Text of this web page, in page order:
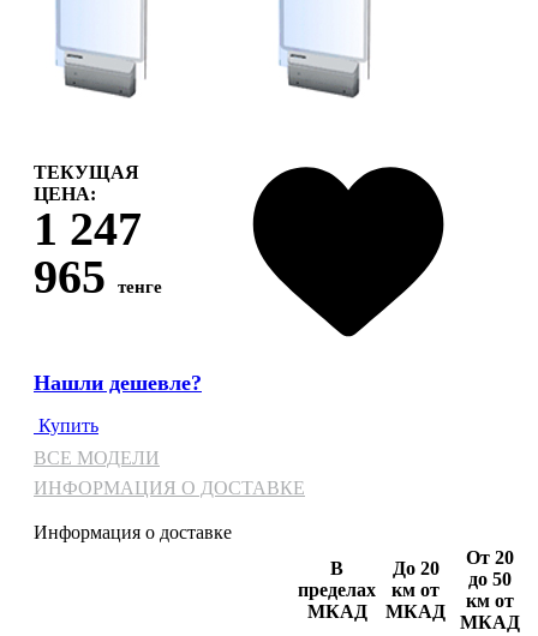
ТЕКУЩАЯ
ЦЕНА:
1 247
965
тенге
Нашли дешевле?
ВСЕ МОДЕЛИ
ИНФОРМАЦИЯ О ДОСТАВКЕ
Информация о доставке
В
пределах
МКАД
До 20
км от
МКАД
От 20
до 50
км от
МКАД
Купить